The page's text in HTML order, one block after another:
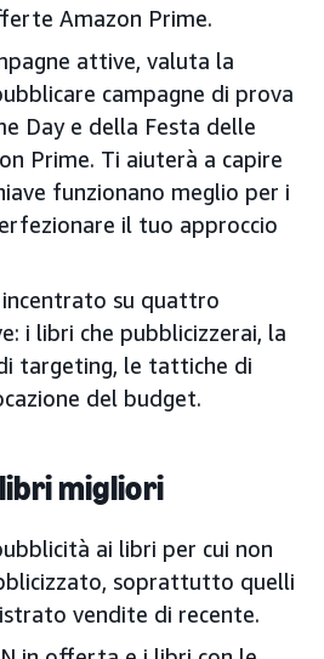
Amazon Prime.
attive, valuta la
campagne di prova
Day e della Festa delle
Prime. Ti aiuterà a capire
funzionano meglio per i
il tuo approccio
incentrato su quattro
i libri che pubblicizzerai, la
targeting, le tattiche di
del budget.
migliori
ai libri per cui non
soprattutto quelli
vendite di recente.